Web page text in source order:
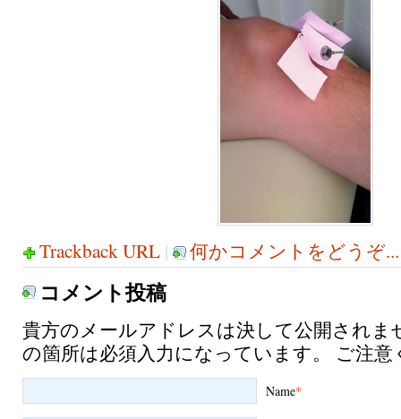
Trackback URL | 何かコメントをどうぞ...
コメント投稿
貴方のメールアドレスは決して公開されま
の箇所は必須入力になっています。 ご注
Name*